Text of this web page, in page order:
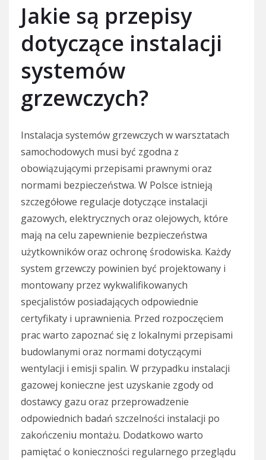
Jakie są przepisy
dotyczące instalacji
systemów
grzewczych?
Instalacja systemów grzewczych w warsztatach
samochodowych musi być zgodna z
obowiązującymi przepisami prawnymi oraz
normami bezpieczeństwa. W Polsce istnieją
szczegółowe regulacje dotyczące instalacji
gazowych, elektrycznych oraz olejowych, które
mają na celu zapewnienie bezpieczeństwa
użytkowników oraz ochronę środowiska. Każdy
system grzewczy powinien być projektowany i
montowany przez wykwalifikowanych
specjalistów posiadających odpowiednie
certyfikaty i uprawnienia. Przed rozpoczęciem
prac warto zapoznać się z lokalnymi przepisami
budowlanymi oraz normami dotyczącymi
wentylacji i emisji spalin. W przypadku instalacji
gazowej konieczne jest uzyskanie zgody od
dostawcy gazu oraz przeprowadzenie
odpowiednich badań szczelności instalacji po
zakończeniu montażu. Dodatkowo warto
pamiętać o konieczności regularnego przeglądu